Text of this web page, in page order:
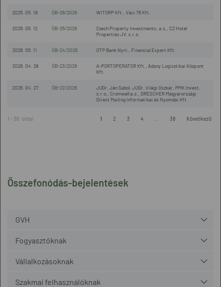
Összefonódás-bejelentések
GVH
Fogyasztóknak
Vállalkozásoknak
Szakmai felhasználóknak
2025. 05. 19 ÖB-26/2026 WITORP Kft., Váci 76 Kft.
2026. 05. 12 ÖB-25/2026
Czech Property Investments, a.s., CZ Hotel
Properties JV, s.r.o.
2026. 05. 11 ÖB-24/2026 OTP Bank Nyrt., Financial Expert Kft.
2026. 04. 28 ÖB-23/2026
A-PORTOPERATOR Kft., Adony Logisztikai Központ
Kft.
2026. 04. 27 ÖB-22/2026
JUDr. Ján Sabol, JUDr. Világi Oszkár, PMK Invest,
s.r.o., Cromwell a.s., DRESCHER Magyarországi
Direct Mailing Informatikai és Nyomdai Kft.
1 - 38. oldal 1 2 3 4 38 Következő